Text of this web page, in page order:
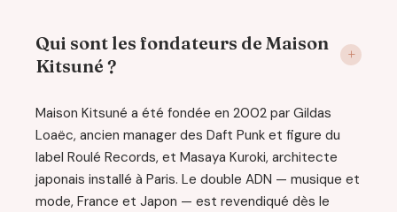
Qui sont les fondateurs de Maison
Kitsuné ?
Maison Kitsuné a été fondée en 2002 par Gildas
Loaëc, ancien manager des Daft Punk et figure du
label Roulé Records, et Masaya Kuroki, architecte
japonais installé à Paris. Le double ADN — musique et
mode, France et Japon — est revendiqué dès le